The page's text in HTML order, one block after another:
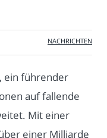
NACHRICHTEN
ein führender
auf fallende
Mit einer
einer Milliarde